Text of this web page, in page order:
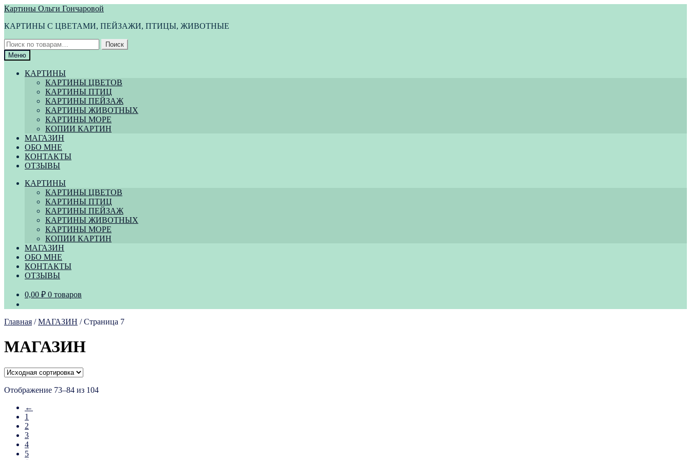
Перейти
навигации
Перейти
содержимому
Картины Ольги Гончаровой
КАРТИНЫ С ЦВЕТАМИ, ПЕЙЗАЖИ, ПТИЦЫ, ЖИВОТНЫЕ
Искать:
Поиск
Меню
КАРТИНЫ
КАРТИНЫ ЦВЕТОВ
КАРТИНЫ ПТИЦ
КАРТИНЫ ПЕЙЗАЖ
КАРТИНЫ ЖИВОТНЫХ
КАРТИНЫ МОРЕ
КОПИИ КАРТИН
МАГАЗИН
ОБО МНЕ
КОНТАКТЫ
ОТЗЫВЫ
КАРТИНЫ
КАРТИНЫ ЦВЕТОВ
КАРТИНЫ ПТИЦ
КАРТИНЫ ПЕЙЗАЖ
КАРТИНЫ ЖИВОТНЫХ
КАРТИНЫ МОРЕ
КОПИИ КАРТИН
МАГАЗИН
ОБО МНЕ
КОНТАКТЫ
ОТЗЫВЫ
0,00 ₽ 0 товаров
Главная /МАГАЗИН /Страница 7
МАГАЗИН
Отображение 73–84 из 104
←
1
2
3
4
5